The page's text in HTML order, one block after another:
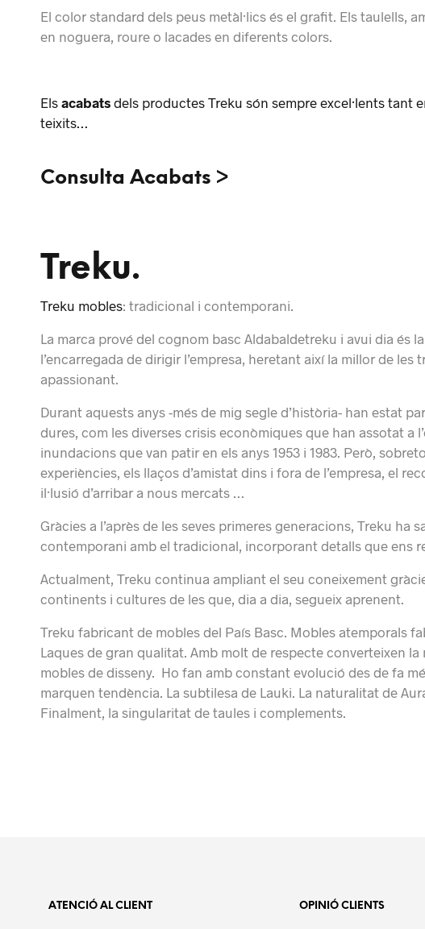
El color standard dels peus metàl·lics és el grafit. Els taulells,
en noguera, roure o lacades en diferents colors.
Els acabats dels productes Treku són sempre excel·lents tant
teixits…
Consulta Acabats >
Treku.
Treku mobles: tradicional i contemporani.
La marca prové del cognom basc Aldabaldetreku i avui dia és
l’encarregada de dirigir l’empresa, heretant així la millor de
apassionant.
Durant aquests anys -més de mig segle d’història- han estat
dures, com les diverses crisis econòmiques que han assotat a
inundacions que van patir en els anys 1953 i 1983. Però,
experiències, els llaços d’amistat dins i fora de l’empresa, el
il·lusió d’arribar a nous mercats …
Gràcies a l’après de les seves primeres generacions, Treku ha
contemporani amb el tradicional, incorporant detalls que ens
Actualment, Treku continua ampliant el seu coneixement
continents i cultures de les que, dia a dia, segueix aprenent.
Treku fabricant de mobles del País Basc. Mobles atemporals
Laques de gran qualitat. Amb molt de respecte converteixen
mobles de disseny. Ho fan amb constant evolució des de fa
marquen tendència. La subtilesa de Lauki. La naturalitat de
Finalment, la singularitat de taules i complements.
ATENCIÓ AL CLIENT OPINIÓ CLIENTS